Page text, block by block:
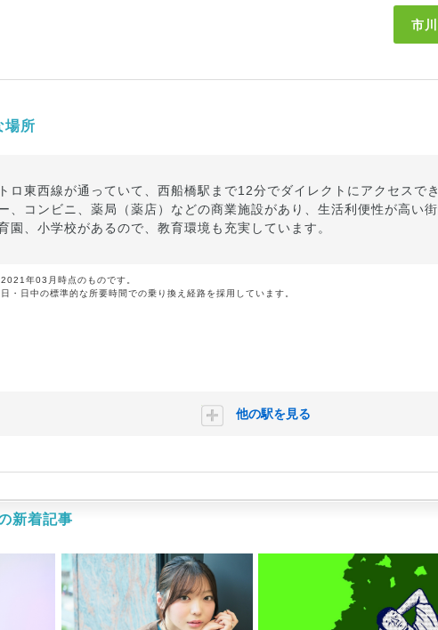
市
場所
ロ東西線が通っていて、西船橋駅まで12分でダイレクトにアクセスで
、コンビニ、薬局（薬店）などの商業施設があり、生活利便性が高い街
園、小学校があるので、教育環境も充実しています。
年03月時点のものです。
・日中の標準的な所要時間での乗り換え経路を採用しています。
他の駅を見る
新着記事